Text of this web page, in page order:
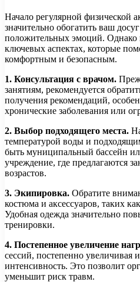
Начало регулярной физической
значительно обогатить ваш
положительных эмоций. Однако
ключевых аспектах, которые
комфортным и безопасным.
1. Консультация с врачом.
занятиям, рекомендуется
получения рекомендаций,
хронические заболевания или
2. Выбор подходящего места.
температурой воды и
быть муниципальный бассейн
учреждение, где предлагаются
возрастов.
3. Экипировка. Обратите
костюма и аксессуаров, таких
Удобная одежда значительно
тренировки.
4. Постепенное увеличение
сессий, постепенно увеличивая
интенсивность. Это позволит
уменьшит риск травм.